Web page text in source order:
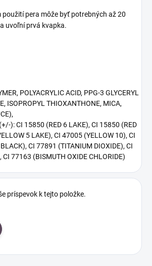
použití pera môže byť potrebných až 20
uvoľní prvá kvapka.
POLYACRYLIC ACID, PPG-3 GLYCERYL
ISOPROPYL THIOXANTHONE, MICA,
): CI 15850 (RED 6 LAKE), CI 15850 (RED
5 LAKE), CI 47005 (YELLOW 10), CI
CI 77891 (TITANIUM DIOXIDE), CI
77163 (BISMUTH OXIDE CHLORIDE)
príspevok k tejto položke.